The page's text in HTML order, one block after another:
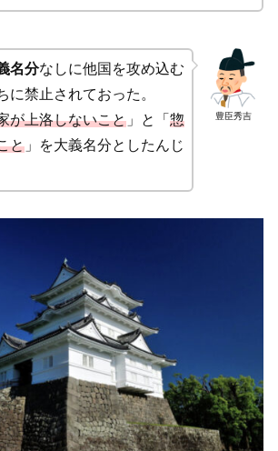
豊臣秀吉
名分なしに他国を攻め込む
に禁止されておった。
が上洛しないこと 」と「 惣
と 」を大義名分としたんじ